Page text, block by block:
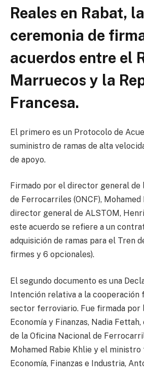
Reales en Rabat, la
ceremonia de
acuerdos entre el
Marruecos y la
Francesa.
El primero es un Protocolo de
suministro de ramas de alta
de apoyo.
Firmado por el director general de
de Ferrocarriles (ONCF), Mohamed
director general de ALSTOM,
este acuerdo se refiere a un
adquisición de ramas para el Tren
firmes y 6 opcionales).
El segundo documento es una
Intención relativa a la cooperación
sector ferroviario. Fue firmada por
Economía y Finanzas, Nadia
de la Oficina Nacional de
Mohamed Rabie Khlie y el ministro
Economía, Finanzas e Industria,